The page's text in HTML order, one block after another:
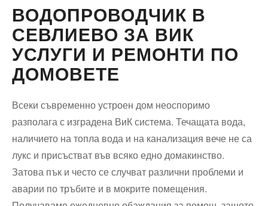
ВОДОПРОВОДЧИК В
СЕВЛИЕВО ЗА ВИК
УСЛУГИ И РЕМОНТИ ПО
ДОМОВЕТЕ
Всеки съвременно устроен дом неоспоримо
разполага с изградена ВиК система. Течащата вода,
наличието на топла вода и на канализация вече не са
лукс и присъстват във всяко едно домакинство.
Затова пък и често се случват различни проблеми и
аварии по тръбите и в мокрите помещения.